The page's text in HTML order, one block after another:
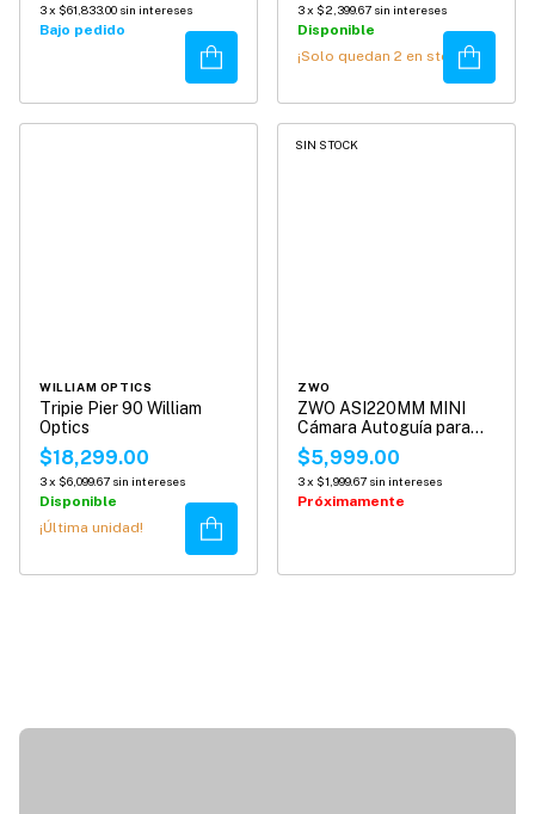
3x $61,833.00 sin intereses
Bajo pedido
Comprar
3x $2,399.67 sin intereses
Disponible
¡Solo quedan 2 en stock!Comprar
WILLIAM OPTICS
Tripie Pier 90 William
Optics
$18,299.00
3x $6,099.67 sin intereses
Disponible
¡Última unidad!
Comprar
SIN STOCK
ZWO
ZWO ASI220MM MINI
Cámara Autoguía para
Telescopio
$5,999.00
3x $1,999.67 sin intereses
Próximamente